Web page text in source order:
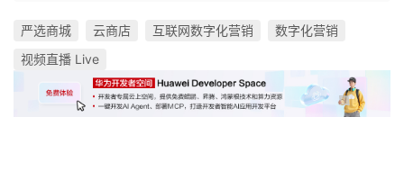
严选商城 云商店 互联网数字化营销
数字化营销
视频直播 Live